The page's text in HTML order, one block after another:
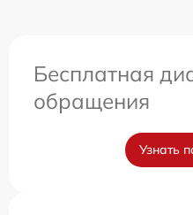
Бесплатная
обращения
Узнать